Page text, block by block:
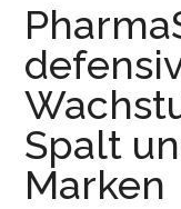
Spalt
Marken